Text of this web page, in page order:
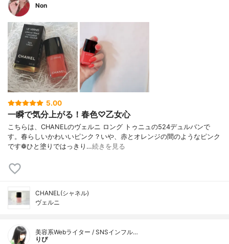
Non
5.00
一瞬で気分上がる！春色♡乙女心
こちらは、CHANELのヴェルニ ロング トゥニュの524デュルバンで
す。春らしいかわいいピンク？いや、赤とオレンジの間のようなピンク
です❁︎ひと塗りではっきり…続きを見る
CHANEL(シャネル)
ヴェルニ
美容系Webライター / SNSインフル…
りぴ